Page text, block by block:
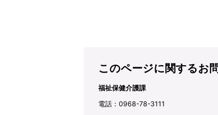
このページに関するお
福祉保健介護課
電話：0968-78-3111